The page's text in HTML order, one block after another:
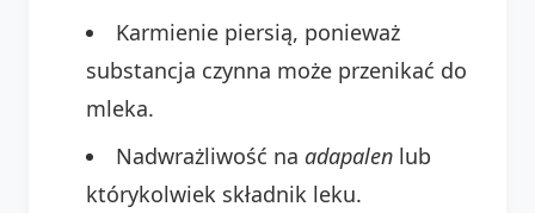
Karmienie piersią, ponieważ
substancja czynna może przenikać do
mleka.
Nadwrażliwość na adapalen lub
którykolwiek składnik leku.